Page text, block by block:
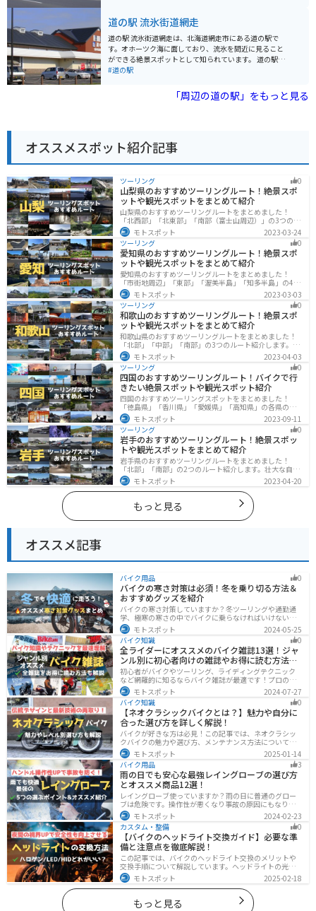
る国道391号線は、オホーツク海と広大な牧草地帯を眺
ます。
た料理が人気です。 また、道の駅 はなやか（葉菜野花）
小清水は、バイクツーリングの休憩ポイントとしても人
気があります。 オホーツク海沿いの道路は、景色が素晴
らしく、ツーリングに最適です。道の駅には、バイク専
用の駐車場も完備されているので安心です。 小清水町
道の駅 流氷街道網走
道の駅 流氷街道網走は、北海道網走市にある道の駅で
す。オホーツク海に面しており、流氷を間近に見ること
ができる絶景スポットとして知られています。 道の駅に
は、レストランや売店があり、地元の新鮮な海産物や農
旅の思い出にぴったりです。 バイクで訪れる場合、駐車
場は広く、休憩場所としても最適です。オホーツク海沿
あります。また、網走湖や能取湖など、自然豊かな場所
も魅力です。 網走を訪れた際には、ぜひ道の駅 流氷街道
網走に立ち寄ってみてください。
#道の駅
「周辺の道の駅」をもっと見る
オススメスポット紹介記事
ツーリング 0
山梨県のおすすめツーリングルート！絶景スポ
ットや観光スポットをまとめて紹介
山梨県のおすすめツーリングルートをまとめました！
「北西部」「北東部」「南部（富士山周辺）」の3つのル
ート紹介します。富士山を中心に自然豊かな景色や食事
を楽しめるスポットが多数あります。バイクで山梨県に
ツーリングに行く際は参考にしてください。
モトスポット
2023-03-24
ツーリング
0
愛知県のおすすめツーリングルート！絶景スポ
ットや観光スポットをまとめて紹介
愛知県のおすすめツーリングルートをまとめました！
「市街地周辺」「東部」「渥美半島」「知多半島」の4つ
のルート紹介します。名古屋周辺の栄えたスポットから
山、海、美術館なども多数あり、自然・歴史・文化を満
喫するツーリングができます。バイクで愛知県にツーリ
ングに行く際は参考にしてください。
モトスポット
2023-03-03
ツーリング
0
和歌山のおすすめツーリングルート！絶景スポ
ットや観光スポットをまとめて紹介
和歌山県のおすすめツーリングルートをまとめました！
「北部」「中部」「南部」の3つのルート紹介します。海
と山に囲まれた自然豊かなエリアが広がり、様々な楽し
み方ができます。バイクで和歌山県にツーリングに行く
際は参考にしてください。
モトスポット
2023-04-03
ツーリング
0
四国のおすすめツーリングルート！バイクで行
きたい絶景スポットや観光スポット紹介
四国のおすすめツーリングスポットをまとめました！
「徳島県」「香川県」「愛媛県」「高知県」の各県の観
光地紹介します。自然豊かな山々や湖、温泉地が点在
し、四季折々の景色を楽しめるスポットが多数ありま
す。バイクで四国にツーリングに行く際は参考にしてく
ださい。
モトスポット
2023-09-11
ツーリング
0
岩手のおすすめツーリングルート！絶景スポッ
トや観光スポットをまとめて紹介
岩手県のおすすめツーリングルートをまとめました！
「北部」「南部」の2つのルート紹介します。壮大な自然
や歴史的な観光スポットが多く存在するので楽しめま
す。バイクで岩手県にツーリングに行く際は参考にして
ください。
モトスポット 2023-04-20
もっと見る
オススメ記事
バイク用品 0
バイクの寒さ対策は必須！冬を乗り切る方法＆
おすすめグッズを紹介
バイクの寒さ対策していますか？冬ツーリングや通勤通
学、極寒の寒さの中でバイクに乗らなければいけない時
でも快適に乗る方法をまとめました！オススメの寒さ対
策グッズも紹介しているので、これで寒い冬でも快適に
バイクに乗りましょう！
モトスポット
2024-05-25
バイク知識
0
全ライダーにオススメのバイク雑誌13選！ジャ
ンル別に初心者向けの雑誌やお得に読む方法も
解説
初心者がバイクやツーリング、ライディングテクニック
など網羅的に知るならバイク雑誌が最適です！プロのラ
イターがしっかりと調べた情報とわかりやすい写真でま
とめられているので、効率的に理解できます。そんなバ
イク雑誌をジャンル別にオススメのバイク雑誌をまとめ
ました。サブスクサービスを利用すれば全ての雑誌をお
得に読むことができるのでオススメです。
モトスポット
2024-07-27
バイク知識
0
【ネオクラシックバイクとは？】魅力や自分に
合った選び方を詳しく解説！
バイクが好きな方は必見！この記事では、ネオクラシッ
クバイクの魅力や選び方、メンテナンス方法について解
説しています。実はネオクラシックバイクは、見た目と
機能性の両方を求める人に最適なです。この記事を読め
ば、ネオクラシックバイクの魅力が理解できます。
モトスポット
2025-01-14
バイク用品
3
雨の日でも安心な最強レイングローブの選び方
とオススメ商品12選！
レイングローブ使っていますか？雨の日に普通のグロー
ブは危険です。操作性が悪くなり事故の原因にもなりま
す。安全と快適に運転するためにもしっかりとしたレイ
ングローブを準備しておきましょう。この記事ではレイ
ングローブの選び方とオススメを紹介します。
モトスポット
2024-02-23
カスタム・整備
0
【バイクのヘッドライト交換ガイド】必要な準
備と注意点を徹底解説！
この記事では、バイクのヘッドライト交換のメリットや
交換手順について解説しています。ヘッドライトの光が
弱くなっていませんか？夜間の視界を改善するために
は、適切なヘッドライト交換が必要です。自分で交換す
る方法からショップに依頼する場合の費用までわかりや
すくお伝えします！
モトスポット 2025-02-18
もっと見る